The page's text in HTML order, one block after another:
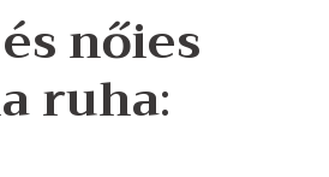
nőies
ruha: